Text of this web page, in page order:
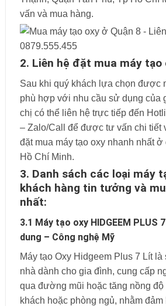
vấn và mua hàng.
2. Liên hệ đặt mua máy tạo
Sau khi quý khách lựa chọn được
phù hợp với nhu cầu sử dụng của
chị có thể liên hệ trực tiếp đến
– Zalo/Call để được tư vấn chi tiết
đặt mua máy tạo oxy nhanh nhất
Hồ Chí Minh.
3. Danh sách các loại máy
khách hàng tin tưởng và
nhất:
3.1 Máy tạo oxy HIDGEEM PLUS
dung – Công nghệ Mỹ
Máy tạo Oxy Hidgeem Plus 7 Lít là
nhà dành cho gia đình, cung cấp
qua đường mũi hoặc tăng nồng độ
khách hoặc phòng ngủ, nhằm